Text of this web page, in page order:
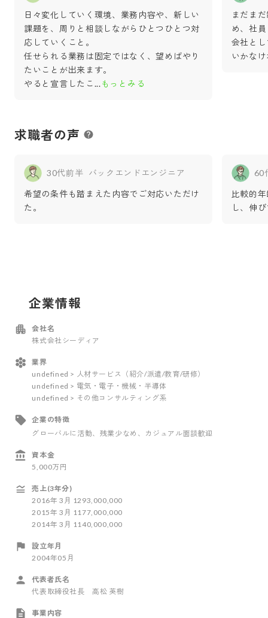
日々変化していく環境、業務内容や、新しい
課題を、周りと相談しながらひとつひとつ対
応していくこと。
任せられる業務は固定ではなく、望めばやり
たいことが出来ます。
やると宣言したこ...もっとみる
まだま
め、社
会社と
いかな
求職者の声
30代前半 バックエンドエンジニア
希望の条件も踏まえた内容でご対応いただけ
た。
60
比較的
し、伸
企業情報
会社名
株式会社シーディア
業界
undefined > 人材サービス（紹介/派遣/教育/研修）
undefined > 電気・電子・機械・半導体
undefined > その他コンサルティング系
企業の特徴
グローバルに活動、残業少なめ 、カジュアル面談歓迎
資本金
5,000万円
売上(3年分)
2016年 3 月 1293,000,000
2015年 3 月 1177,000,000
2014年 3 月 1140,000,000
設立年月
2004年05月
代表者氏名
代表取締役社長 高松 英樹
事業内容